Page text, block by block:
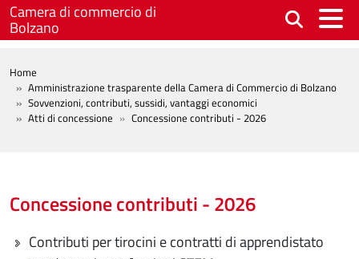
Salta al contenuto principale
Camera di commercio di
Bolzano
BREADCRUMB
Home
Amministrazione trasparente della Camera di Commercio di Bolzano
Sovvenzioni, contributi, sussidi, vantaggi economici
Atti di concessione
Concessione contributi - 2026
Concessione contributi - 2026
Contributi per tirocini e contratti di apprendistato